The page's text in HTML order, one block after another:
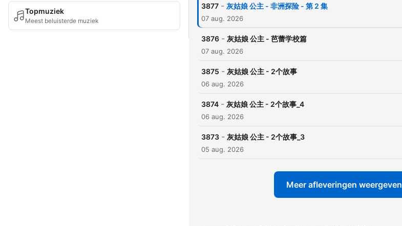
Topmuziek
Meest beluisterde muziek
3877 - 灰姑娘 公主 - 非洲探险 - 第 2 集
07 aug. 2026
3876 - 灰姑娘 公主 - 芭蕾学校篇
07 aug. 2026
3875 - 灰姑娘 公主 - 2个故事
06 aug. 2026
3874 - 灰姑娘 公主 - 2个故事_4
06 aug. 2026
3873 - 灰姑娘 公主 - 2个故事_3
05 aug. 2026
Meer afleveringen weergeven